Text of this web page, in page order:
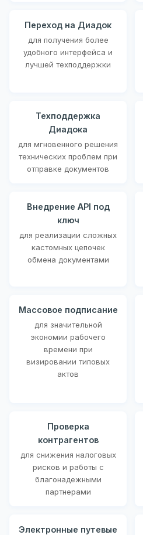
Переход на Диадок
для получения более
удобного интерфейса и
лучшей техподдержки
Техподдержка
Диадока
для мгновенного решения
технических проблем при
отправке документов
Внедрение API под
ключ
для реализации сложных
кастомных цепочек
обмена документами
Массовое подписание
для значительной
экономии рабочего
времени при
визировании типовых
актов
Проверка
контрагентов
для снижения налоговых
рисков и работы с
благонадежными
партнерами
Электронные путевые